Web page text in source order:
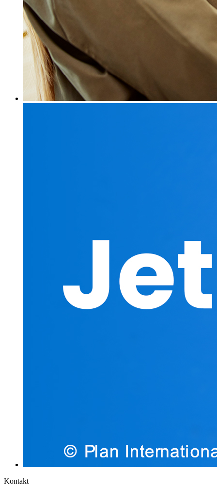
Kontakt